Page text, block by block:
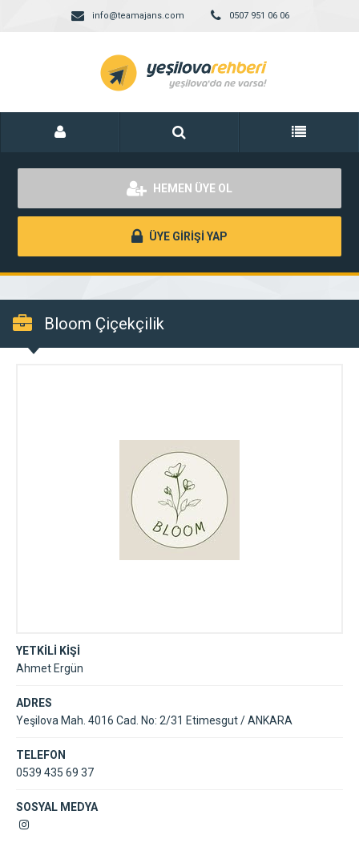
info@teamajans.com 0507 951 06 06
HEMEN ÜYE OL
ÜYE GİRİŞİ YAP
Bloom Çiçekçilik
YETKİLİ KİŞİ
Ahmet Ergün
ADRES
Yeşilova Mah. 4016 Cad. No: 2/31 Etimesgut / ANKARA
TELEFON
0539 435 69 37
SOSYAL MEDYA